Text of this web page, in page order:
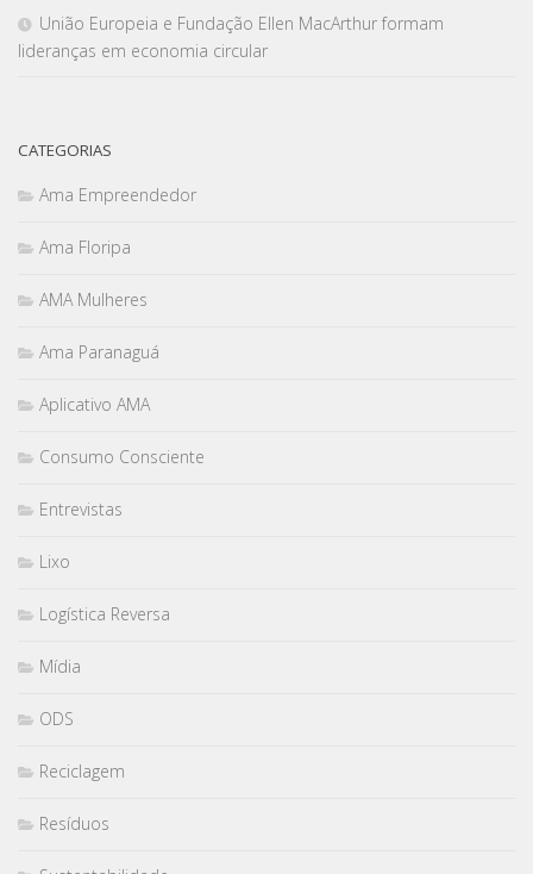
União Europeia e Fundação Ellen MacArthur formam
lideranças em economia circular
CATEGORIAS
Ama Empreendedor
Ama Floripa
AMA Mulheres
Ama Paranaguá
Aplicativo AMA
Consumo Consciente
Entrevistas
Lixo
Logística Reversa
Mídia
ODS
Reciclagem
Resíduos